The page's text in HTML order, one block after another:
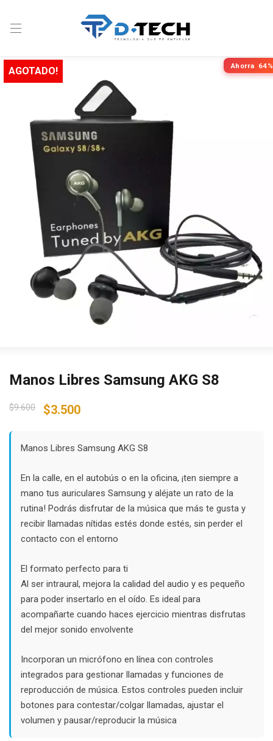
Ahorra 64%
AGOTADO!
Manos Libres Samsung AKG S8
$9.600
Original
$9.600.
$3.500Current
$3.500.
Manos Libres Samsung AKG S8
En la calle, en el autobús o en la oficina, ¡ten siempre a
mano tus auriculares Samsung y aléjate un rato de la
rutina! Podrás disfrutar de la música que más te gusta y
recibir llamadas nítidas estés donde estés, sin perder el
contacto con el entorno
El formato perfecto para ti
Al ser intraural, mejora la calidad del audio y es pequeño
para poder insertarlo en el oído. Es ideal para
acompañarte cuando haces ejercicio mientras disfrutas
del mejor sonido envolvente
Incorporan un micrófono en línea con controles
integrados para gestionar llamadas y funciones de
reproducción de música. Estos controles pueden incluir
botones para contestar/colgar llamadas, ajustar el
volumen y pausar/reproducir la música